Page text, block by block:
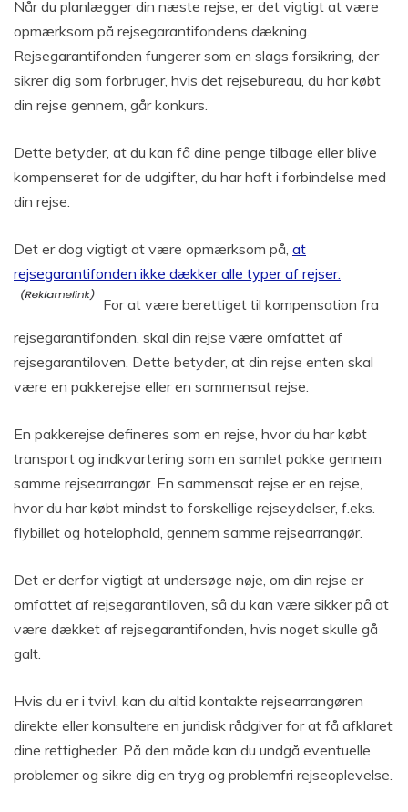
Når du planlægger din næste rejse, er det vigtigt at være
opmærksom på rejsegarantifondens dækning.
Rejsegarantifonden fungerer som en slags forsikring, der
sikrer dig som forbruger, hvis det rejsebureau, du har købt
din rejse gennem, går konkurs.
Dette betyder, at du kan få dine penge tilbage eller blive
kompenseret for de udgifter, du har haft i forbindelse med
din rejse.
Det er dog vigtigt at være opmærksom på, at
rejsegarantifonden ikke dækker alle typer af rejser.
For at være berettiget til kompensation fra
rejsegarantifonden, skal din rejse være omfattet af
rejsegarantiloven. Dette betyder, at din rejse enten skal
være en pakkerejse eller en sammensat rejse.
En pakkerejse defineres som en rejse, hvor du har købt
transport og indkvartering som en samlet pakke gennem
samme rejsearrangør. En sammensat rejse er en rejse,
hvor du har købt mindst to forskellige rejseydelser, f.eks.
flybillet og hotelophold, gennem samme rejsearrangør.
Det er derfor vigtigt at undersøge nøje, om din rejse er
omfattet af rejsegarantiloven, så du kan være sikker på at
være dækket af rejsegarantifonden, hvis noget skulle gå
galt.
Hvis du er i tvivl, kan du altid kontakte rejsearrangøren
direkte eller konsultere en juridisk rådgiver for at få afklaret
dine rettigheder. På den måde kan du undgå eventuelle
problemer og sikre dig en tryg og problemfri rejseoplevelse.